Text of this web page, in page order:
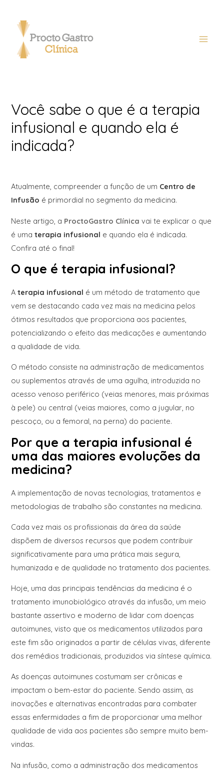
Você sabe o que é a terapia
infusional e quando ela é
indicada?
Atualmente, compreender a função de um Centro de
Infusão é primordial no segmento da medicina.
Neste artigo, a ProctoGastro Clínica vai te explicar o que
é umaterapia infusional e quando ela é indicada.
Confira até o final!
O que é terapia infusional?
Aterapia infusional é um método de tratamento que
vem se destacando cada vez mais na medicina pelos
ótimos resultados que proporciona aos pacientes,
potencializando o efeito das medicações e aumentando
a qualidade de vida.
O método consiste na administração de medicamentos
ou suplementos através de uma agulha, introduzida no
acesso venoso periférico (veias menores, mais próximas
à pele) ou central (veias maiores, como a jugular, no
pescoço, ou a femoral, na perna) do paciente.
Por que a terapia infusional é
uma das maiores evoluções da
medicina?
A implementação de novas tecnologias, tratamentos e
metodologias de trabalho são constantes na medicina.
Cada vez mais os profissionais da área da saúde
dispõem de diversos recursos que podem contribuir
significativamente para uma prática mais segura,
humanizada e de qualidade no tratamento dos pacientes.
Hoje, uma das principais tendências da medicina é o
tratamento imunobiológico através da infusão, um meio
bastante assertivo e moderno de lidar com doenças
autoimunes, visto que os medicamentos utilizados para
este fim são originados a partir de células vivas, diferente
dos remédios tradicionais, produzidos via síntese química.
As doenças autoimunes costumam ser crônicas e
impactam o bem-estar do paciente. Sendo assim, as
inovações e alternativas encontradas para combater
essas enfermidades a fim de proporcionar uma melhor
qualidade de vida aos pacientes são sempre muito bem-
vindas.
Na infusão, como a administração dos medicamentos